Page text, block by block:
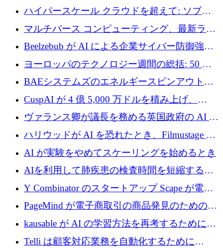
張するために 2,550 万ドルを調達
ハイパースケール クラウドを超えて: ソブリ
ン コンピューティングに対する DFINITY の
ビジョン
マルチバース コンピューティング、最新ラウ
ンドで最大 5 億 7,000 万ドルを目標
Beelzebub が AI による企業サイバー防御強化
のために 300 万ユーロを調達
ヨーロッパのテクノロジー週間の総括: 50 以
上の取引に 10 億ユーロ以上を投資
BAEシステムズのエネルギースピンアウト原
子力タービンが1500万ポンドの資金調達でス
テルスから浮上
CuspAI が 4 億 5,000 万ドルを積み上げ、
Resist.UA が 5,000 万ユーロの基金を立ち上
ヴァランス卿が議長を務める英国政府の AI タ
スクフォースが発足
ハリウッドが AI を恐れたとき、Filmustage は
代わりにプリプロダクションに賭けました
AI が実験をやめてスケーリングを始めるとき
AIを利用して肺疾患の検査時間を短縮する英
国のヘルステック挑戦者が1900万ドルを獲得
Y Combinator のスタートアップ Scape が電子
メールを再考するために 320 万ドルを調達し
てステルスから浮上
PageMind が電子商取引の商品発見のための
AI を拡張するために 120 万ユーロを調達
kausable が AI の学習方法を再考するために
1,200 万ユーロを調達
Telli は顧客対応業務を自動化するために